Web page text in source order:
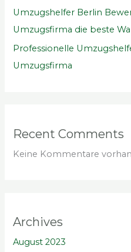
Umzugshelfer Berlin
Umzugsfirma die beste
Professionelle
Umzugsfirma
Recent Comments
Keine Kommentare
Archives
August 2023